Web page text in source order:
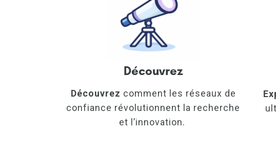
Découvrez
Découvrez comment les réseaux de
confiance révolutionnent la recherche
et l’innovation.